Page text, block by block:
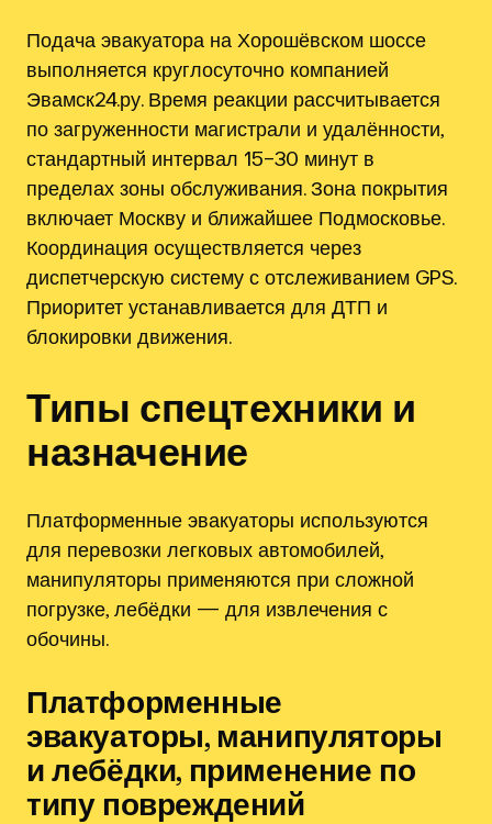
Подача эвакуатора на Хорошёвском шоссе
выполняется круглосуточно компанией
Эвамск24.ру. Время реакции рассчитывается
по загруженности магистрали и удалённости,
стандартный интервал 15–30 минут в
пределах зоны обслуживания. Зона покрытия
включает Москву и ближайшее Подмосковье.
Координация осуществляется через
диспетчерскую систему с отслеживанием GPS.
Приоритет устанавливается для ДТП и
блокировки движения.
Типы спецтехники и
назначение
Платформенные эвакуаторы используются
для перевозки легковых автомобилей,
манипуляторы применяются при сложной
погрузке, лебёдки — для извлечения с
обочины.
Платформенные
эвакуаторы, манипуляторы
и лебёдки, применение по
типу повреждений